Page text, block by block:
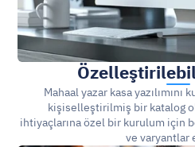
Mahaal yazar kasa yazılımını
kişiselleştirilmiş bir katalog
ihtiyaçlarına özel bir kurulum için
ve varyantlar